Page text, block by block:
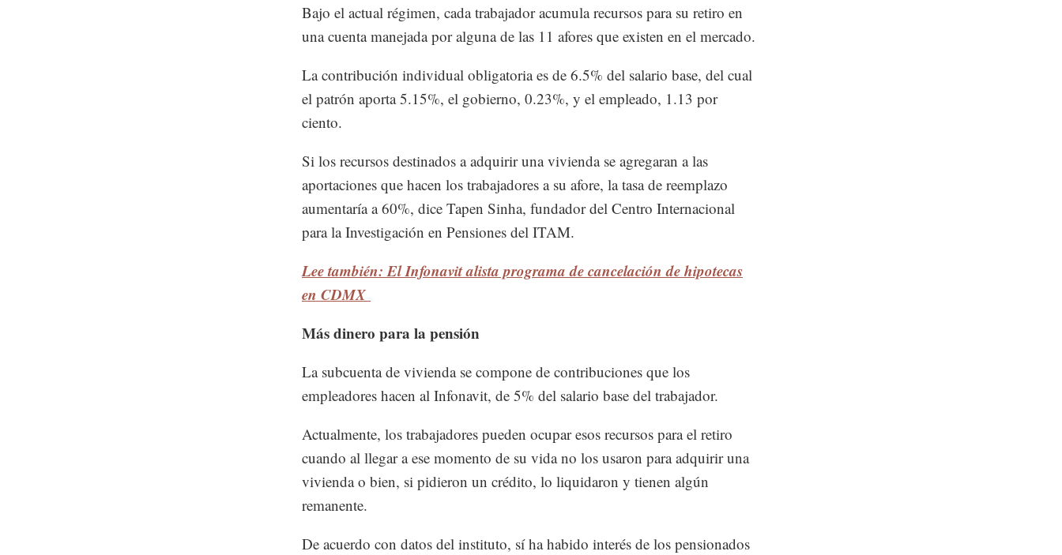
Bajo el actual régimen, cada trabajador acumula recursos para su retiro en
una cuenta manejada por alguna de las 11 afores que existen en el mercado.
La contribución individual obligatoria es de 6.5% del salario base, del cual
el patrón aporta 5.15%, el gobierno, 0.23%, y el empleado, 1.13 por
ciento.
Si los recursos destinados a adquirir una vivienda se agregaran a las
aportaciones que hacen los trabajadores a su afore, la tasa de reemplazo
aumentaría a 60%, dice Tapen Sinha, fundador del Centro Internacional
para la Investigación en Pensiones del ITAM.
Lee también: El Infonavit alista programa de cancelación de hipotecas
en CDMX
Más dinero para la pensión
La subcuenta de vivienda se compone de contribuciones que los
empleadores hacen al Infonavit, de 5% del salario base del trabajador.
Actualmente, los trabajadores pueden ocupar esos recursos para el retiro
cuando al llegar a ese momento de su vida no los usaron para adquirir una
vivienda o bien, si pidieron un crédito, lo liquidaron y tienen algún
remanente.
De acuerdo con datos del instituto, sí ha habido interés de los pensionados